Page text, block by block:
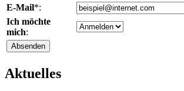
E-Mail*:
Ich möchte
mich:
Aktuelles